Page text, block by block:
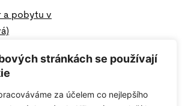
stránkách se používají
za účelem co nejlepšího
a pobytu v